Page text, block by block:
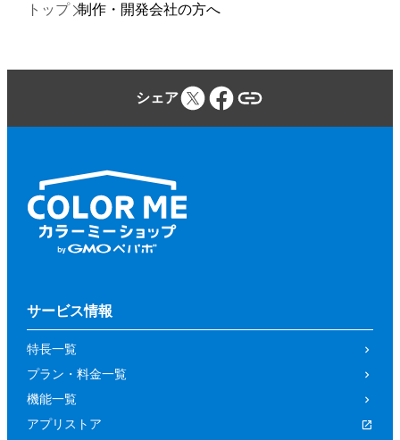
トップ 制作・開発会社の方へ
シェア
サービス情報
特長一覧
プラン・料金一覧
機能一覧
アプリストア